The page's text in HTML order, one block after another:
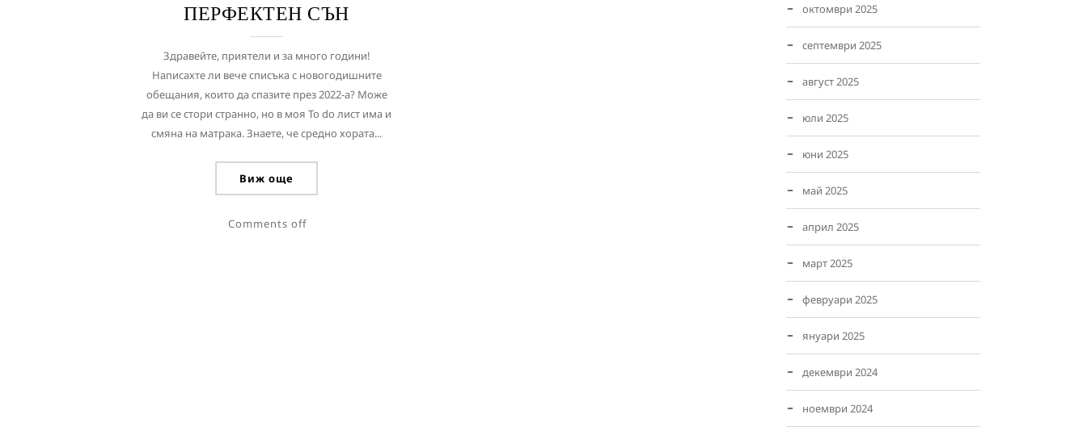
ПЕРФЕКТЕН СЪН
Здравейте, приятели и за много години!
Написахте ли вече списъка с новогодишните
обещания, които да спазите през 2022-а? Може
да ви се стори странно, но в моя To do лист има и
смяна на матрака. Знаете, че средно хората...
Виж още
Comments off
октомври 2025
септември 2025
август 2025
юли 2025
юни 2025
май 2025
април 2025
март 2025
февруари 2025
януари 2025
декември 2024
ноември 2024